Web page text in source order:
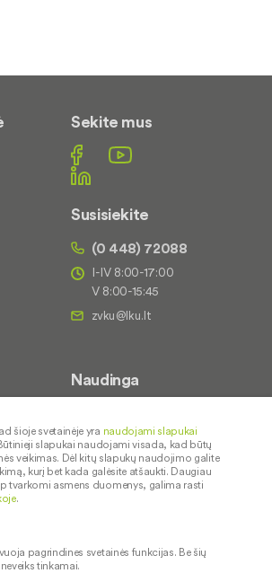
Sekite mus
Susisiekite
(0 448) 72088
I-IV 8:00-17:00
V 8:00-15:45
Naudinga
Palūkanų normos
Paslaugų teikimo sąlygos ir
įkainiai
Pranešėjų apsauga
šioje svetainėje yra naudojami slapukai
slapukai naudojami visada, kad būtų
veikimas. Dėl kitų slapukų naudojimo galite
kurį bet kada galėsite atšaukti. Daugiau
tvarkomi asmens duomenys, galima rasti
.
pagrindines svetainės funkcijas. Be šių
tinkamai.